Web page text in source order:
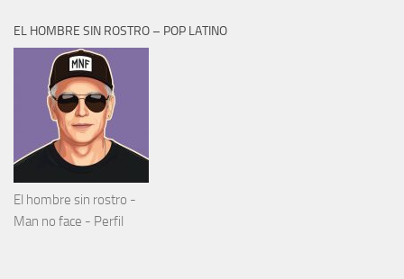
EL HOMBRE SIN ROSTRO – POP LATINO
El hombre sin rostro -
Man no face - Perfil